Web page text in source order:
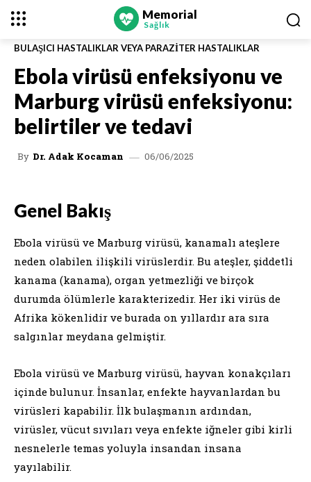
Memorial
Sağlık
BULAŞICI HASTALIKLAR VEYA PARAZITER HASTALIKLAR
Ebola virüsü enfeksiyonu ve
Marburg virüsü enfeksiyonu:
belirtiler ve tedavi
By Dr. Adak Kocaman 06/06/2025
Genel Bakış
Ebola virüsü ve Marburg virüsü, kanamalı ateşlere
neden olabilen ilişkili virüslerdir. Bu ateşler, şiddetli
kanama (kanama), organ yetmezliği ve birçok
durumda ölümlerle karakterizedir. Her iki virüs de
Afrika kökenlidir ve burada on yıllardır ara sıra
salgınlar meydana gelmiştir.
Ebola virüsü ve Marburg virüsü, hayvan konakçıları
içinde bulunur. İnsanlar, enfekte hayvanlardan bu
virüsleri kapabilir. İlk bulaşmanın ardından,
virüsler, vücut sıvıları veya enfekte iğneler gibi kirli
nesnelerle temas yoluyla insandan insana
yayılabilir.